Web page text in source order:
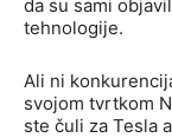
da su sami
tehnologije.
Ali ni
svojom tvrtkom
ste čuli za Tesla